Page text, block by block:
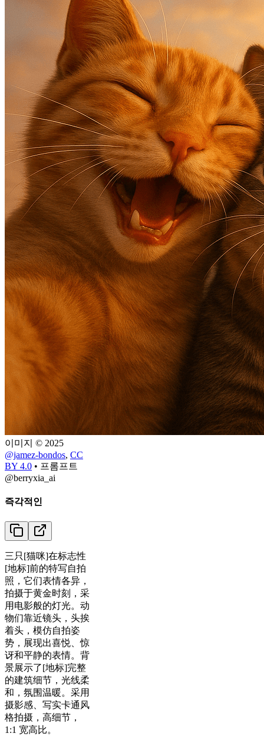
이미지 © 2025
@jamez-bondos, CC
BY 4.0 • 프롬프트
@berryxia_ai
즉각적인
三只[猫咪]在标志性
[地标]前的特写自拍
照，它们表情各异，
拍摄于黄金时刻，采
用电影般的灯光。动
物们靠近镜头，头挨
着头，模仿自拍姿
势，展现出喜悦、惊
讶和平静的表情。背
景展示了[地标]完整
的建筑细节，光线柔
和，氛围温暖。采用
摄影感、写实卡通风
格拍摄，高细节，
1:1 宽高比。